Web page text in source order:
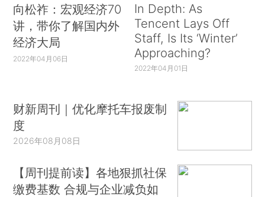
向松祚：宏观经济70
讲，带你了解国内外
经济大局
2022年04月06日
In Depth: As
Tencent Lays Off
Staff, Is Its ‘Winter’
Approaching?
2022年04月01日
财新周刊｜优化摩托车报废制
度
2026年08月08日
【周刊提前读】各地狠抓社保
缴费基数 合规与企业减负如